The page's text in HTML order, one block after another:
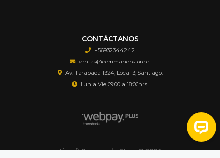
CONTÁCTANOS
+56932344242
ventas@commandostore.cl
Av. Tarapacá 1324, Local 3, Santiago.
Lun a Vie 09:00 a 18:00hrs.
Airsoft Commando Store © 2026